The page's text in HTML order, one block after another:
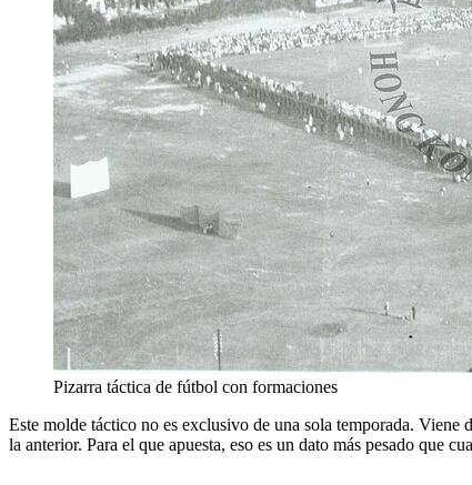
Pizarra táctica de fútbol con formaciones
Este molde táctico no es exclusivo de una sola temporada.
la anterior. Para el que apuesta, eso es un dato más pesado que